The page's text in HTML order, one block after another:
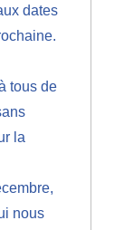
dates
tous de
la
nous